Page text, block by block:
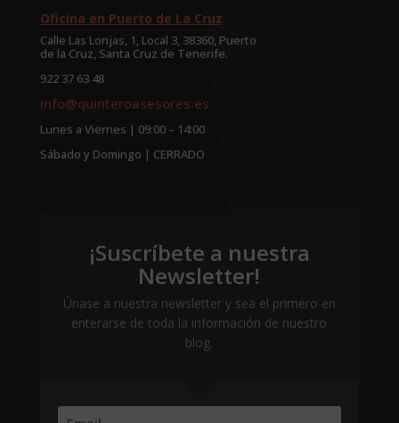
Oficina en Puerto de La Cruz
Calle Las Lonjas, 1, Local 3, 38360, Puerto
de la Cruz, Santa Cruz de Tenerife.
922 37 63 48
info@quinteroasesores.es
Lunes a Viernes | 09:00 – 14:00
Sábado y Domingo | CERRADO
¡Suscríbete a nuestra
Newsletter!
Únase a nuestra newsletter y sea el primero en
enterarse de toda la información de nuestro
blog.